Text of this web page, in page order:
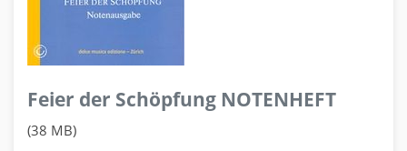
Feier der Schöpfung NOTENHEFT
(38 MB)